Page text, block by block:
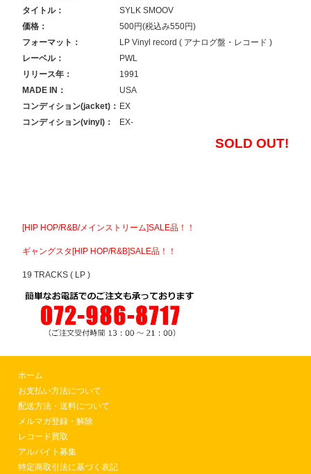
タイトル：
SYLK SMOOV
価格：
500円(税込み550円)
フォーマット：
LP Vinyl record ( アナログ盤・レコード )
レーベル：
PWL
リリース年：
1991
MADE IN：
USA
コンディション(jacket)： EX
コンディション(vinyl)：
EX-
SOLD OUT!
[HIP HOP/R&B/メインストリーム]SALE品！！
ギャングスタ[HIP HOP/R&B]SALE品！！
19 TRACKS ( LP )
ホーム
お支払い方法について
配送方法・送料について
メルマガ登録・解除
レコード買取
アルバイト募集
特定商取引法に基づく表記